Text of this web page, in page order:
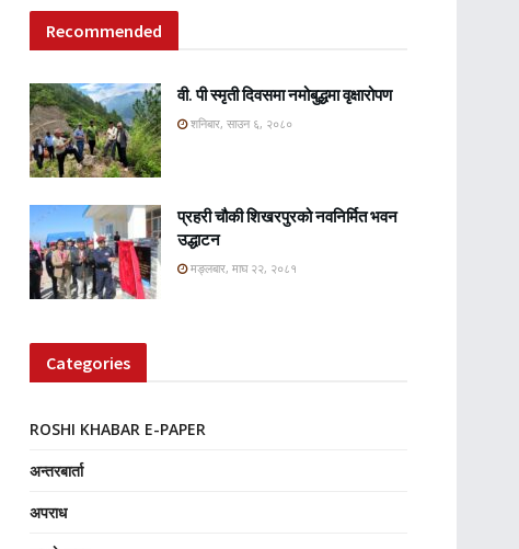
Recommended
वी. पी स्मृती दिवसमा नमोबुद्धमा वृक्षारोपण
शनिबार, साउन ६, २०८०
प्रहरी चौकी शिखरपुरको नवनिर्मित भवन
उद्धाटन
मङ्लबार, माघ २२, २०८१
Categories
ROSHI KHABAR E-PAPER
अन्तरबार्ता
अपराध